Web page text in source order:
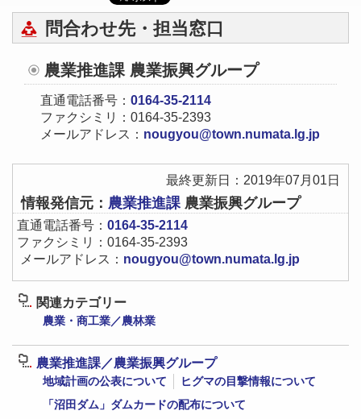
問合わせ先・担当窓口
農業推進課 農業振興グループ
直通電話番号： 0164-35-2114
ファクシミリ：0164-35-2393
メールアドレス： nougyou@town.numata.lg.jp
最終更新日：2019年07月01日
情報発信元： 農業推進課 農業振興グループ
直通電話番号： 0164-35-2114
ファクシミリ：0164-35-2393
メールアドレス： nougyou@town.numata.lg.jp
関連カテゴリー
農業・商工業／農林業
農業推進課／農業振興グループ
地域計画の公表について
ヒグマの目撃情報について
「沼田ダム」ダムカードの配布について